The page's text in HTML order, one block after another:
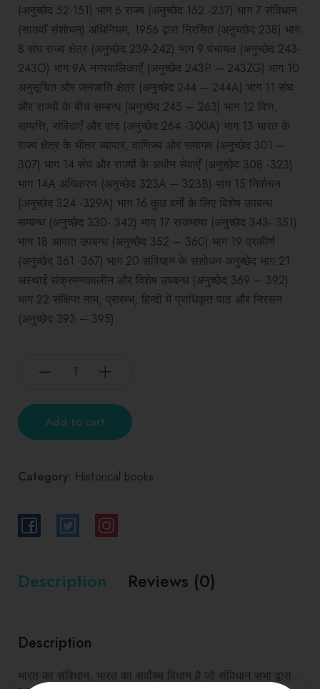
(अनुच्छेद 52-151) भाग 6 राज्य (अनुच्छेद 152 -237) भाग 7 संविधान
(सातवाँ संशोधन) अधिनियम, 1956 द्वारा निरसित (अनु़चछेद 238) भाग
8 संघ राज्य क्षेत्र (अनुच्छेद 239-242) भाग 9 पंचायत (अनुच्छेद 243-
243O) भाग 9A नगरपालिकाएँ (अनुच्छेद 243P – 243ZG) भाग 10
अनुसूचित और जनजाति क्षेत्र (अनुच्छेद 244 – 244A) भाग 11 संघ
और राज्यों के बीच सम्बन्ध (अनुच्छेद 245 – 263) भाग 12 वित्त,
सम्पत्ति, संविदाएँ और वाद (अनुच्छेद 264 -300A) भाग 13 भारत के
राज्य क्षेत्र के भीतर व्यापार, वाणिज्य और समागम (अनुच्छेद 301 –
307) भाग 14 संघ और राज्यों के अधीन सेवाएँ (अनुच्छेद 308 -323)
भाग 14A अधिकरण (अनुच्छेद 323A – 323B) भाग 15 निर्वाचन
(अनुच्छेद 324 -329A) भाग 16 कुछ वर्गों के लिए विशेष उपबन्ध
सम्बन्ध (अनुच्छेद 330- 342) भाग 17 राजभाषा (अनुच्छेद 343- 351)
भाग 18 आपात उपबन्ध (अनुच्छेद 352 – 360) भाग 19 प्रकीर्ण
(अनुच्छेद 361 -367) भाग 20 संविधान के संशोधन अनुच्छेद भाग 21
अस्थाई संक्रमणकालीन और विशेष उपबन्ध (अनुच्छेद 369 – 392)
भाग 22 संक्षिप्त नाम, प्रारम्भ, हिन्दी में प्राधिकृत पाठ और निरसन
(अनुच्छेद 393 – 395)
Add to cart
Category: Historical books
Description Reviews (0)
Description
भारत का संविधान, भारत का सर्वोच्च विधान है जो संविधान सभा द्वारा